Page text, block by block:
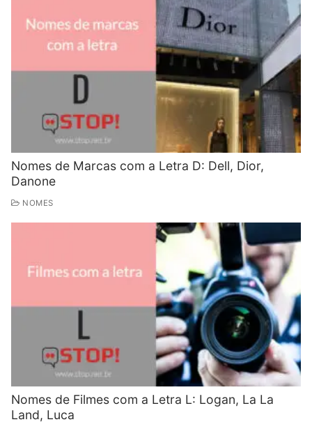
Nomes de Marcas com a Letra D: Dell, Dior,
Danone
NOMES
Nomes de Filmes com a Letra L: Logan, La La
Land, Luca